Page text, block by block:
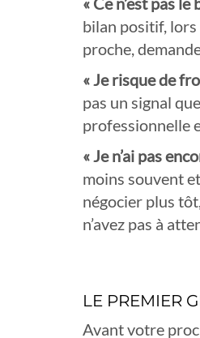
bilan positif, lors
proche,
« Je risque de
pas un signal
professionnelle
« Je n’ai pas
moins souvent
négocier plus
n’avez pas à
LE PREMIER
Avant votre